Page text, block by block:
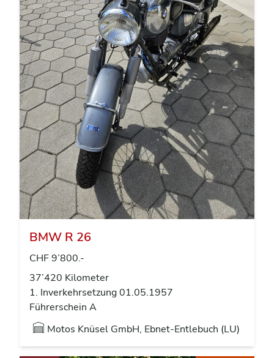
BMW R 26
CHF 9’800.-
37’420 Kilometer
1. Inverkehrsetzung 01.05.1957
Führerschein A
Motos Knüsel GmbH, Ebnet-Entlebuch (LU)